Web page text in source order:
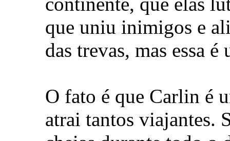
que uniu inimigos e
das trevas, mas essa
O fato é que Carlin é
atrai tantos viajantes.